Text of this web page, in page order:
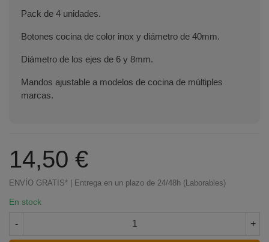
Pack de 4 unidades.
Botones cocina de color inox y diámetro de 40mm.
Diámetro de los ejes de 6 y 8mm.
Mandos ajustable a modelos de cocina de múltiples
marcas.
14,50 €
ENVÍO GRATIS* | Entrega en un plazo de 24/48h (Laborables)
En stock
- +
mandos cocina UNIVERSAL color inox